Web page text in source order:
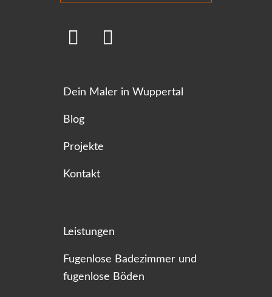
Dein Maler in Wuppertal
Blog
Projekte
Kontakt
Leistungen
Fugenlose Badezimmer und
fugenlose Böden